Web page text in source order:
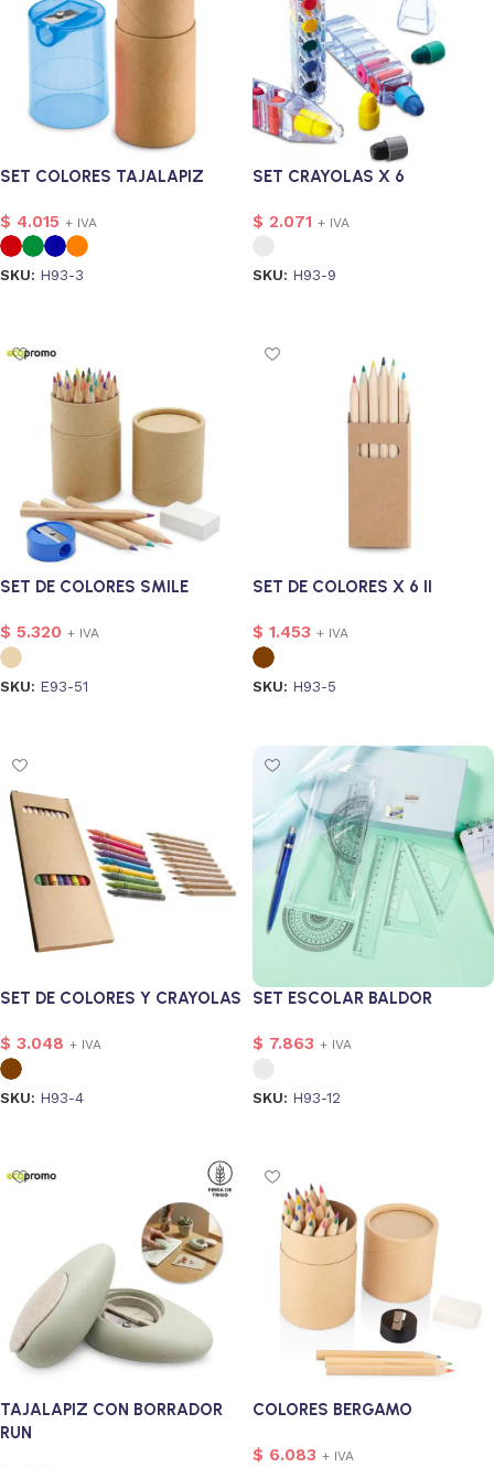
SET COLORES TAJALAPIZ
$ 4.015 + IVA
SKU: H93-3
SET CRAYOLAS X 6
$ 2.071 + IVA
SKU: H93-9
SET DE COLORES SMILE
$ 5.320 + IVA
SKU: E93-51
SET DE COLORES X 6 II
$ 1.453 + IVA
SKU: H93-5
SET DE COLORES Y CRAYOLAS
$ 3.048 + IVA
SKU: H93-4
SET ESCOLAR BALDOR
$ 7.863 + IVA
SKU: H93-12
TAJALAPIZ CON BORRADOR
RUN
COLORES BERGAMO
$ 6.083 + IVA